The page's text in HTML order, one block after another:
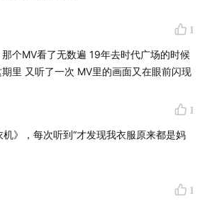
1
个MV看了无数遍 19年去时代广场的时候
里 又听了一次 MV里的画面又在眼前闪现
1
机》，每次听到“才发现我衣服原来都是妈
1